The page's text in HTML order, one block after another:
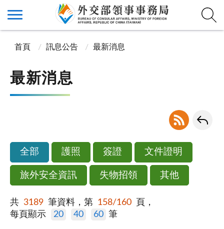
首頁 訊息公告 最新消息
最新消息
全部 護照 簽證 文件證明
旅外安全資訊 失物招領 其他
共 3189 筆資料，第 158/160
頁，
每頁顯示
20 40 60 筆